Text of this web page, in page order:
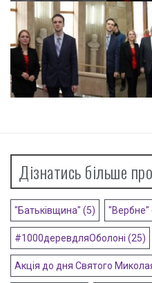
Дізнатись більше про
"Батьківщина" (5) "Вербне"
#1000деревдляОболоні (25)
Акція до дня Святого